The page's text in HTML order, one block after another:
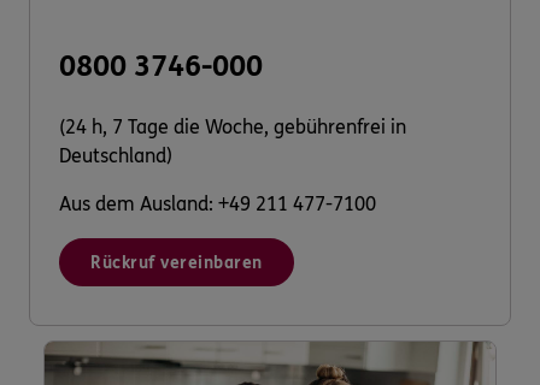
0800 3746-000
(24 h, 7 Tage die Woche, gebührenfrei in
Deutschland)
Aus dem Ausland: +49 211 477-7100
Rückruf vereinbaren